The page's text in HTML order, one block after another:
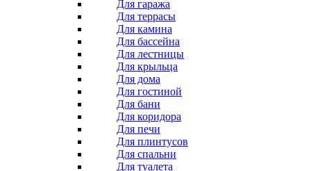
Для гаража
Для террасы
Для камина
Для бассейна
Для лестницы
Для крыльца
Для дома
Для гостиной
Для бани
Для коридора
Для печи
Для плинтусов
Для спальни
Для туалета